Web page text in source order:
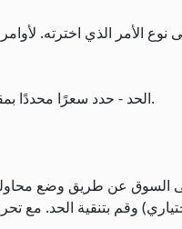
الحد - حدد سعرًا محددًا بمقابل مبلغ (اختياري) يجب الوصول إليه أو تجاوزه من أجل تنفيذ الأمر.
إلى السوق عن طريق وضع